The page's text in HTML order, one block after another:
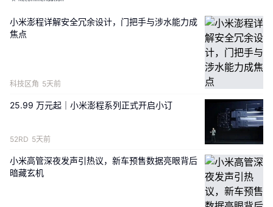
官方矩阵，包含微信公众号、视频号、B站账号等多平
台账号，可对应此次官宣的英文品牌SkyNomad，确认该
小米澎程详解安全冗余设计，门把手与涉水能力成
焦点
科技区角 5天前
25.99 万元起｜小米澎程系列正式开启小订
52RD 5天前
小米高管深夜发声引热议，新车预售数据亮眼背后
暗藏玄机